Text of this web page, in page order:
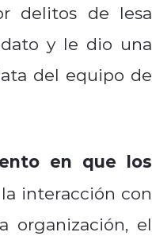
delitos de lesa
y le dio una
del equipo de
en que los
interacción con
organización, el